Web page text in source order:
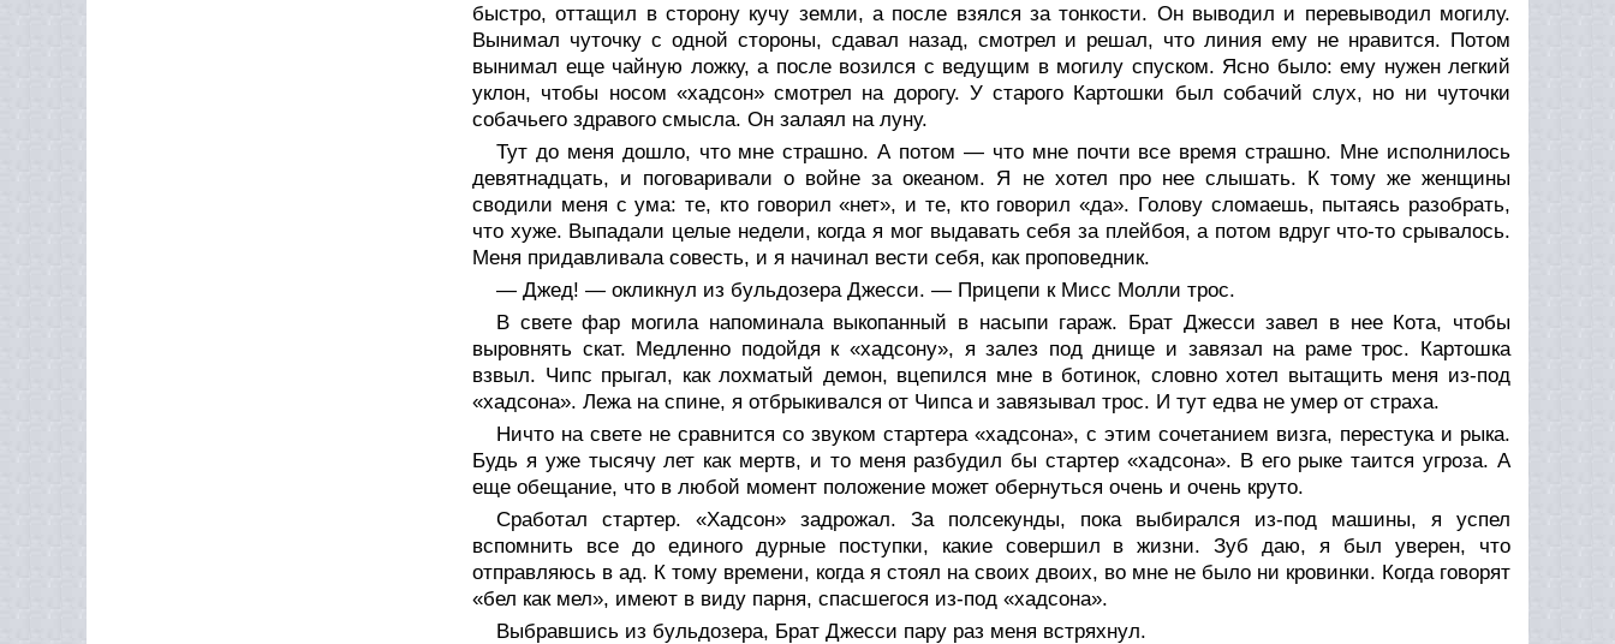
быстро, оттащил в сторону кучу земли, а после взялся за тонкости. Он выводил и перевыводил могилу.
Вынимал чуточку с одной стороны, сдавал назад, смотрел и решал, что линия ему не нравится. Потом
вынимал еще чайную ложку, а после возился с ведущим в могилу спуском. Ясно было: ему нужен легкий
уклон, чтобы носом «хадсон» смотрел на дорогу. У старого Картошки был собачий слух, но ни чуточки
собачьего здравого смысла. Он залаял на луну.
Тут до меня дошло, что мне страшно. А потом — что мне почти все время страшно. Мне исполнилось
девятнадцать, и поговаривали о войне за океаном. Я не хотел про нее слышать. К тому же женщины
сводили меня с ума: те, кто говорил «нет», и те, кто говорил «да». Голову сломаешь, пытаясь разобрать,
что хуже. Выпадали целые недели, когда я мог выдавать себя за плейбоя, а потом вдруг что-то срывалось.
Меня придавливала совесть, и я начинал вести себя, как проповедник.
— Джед! — окликнул из бульдозера Джесси. — Прицепи к Мисс Молли трос.
В свете фар могила напоминала выкопанный в насыпи гараж. Брат Джесси завел в нее Кота, чтобы
выровнять скат. Медленно подойдя к «хадсону», я залез под днище и завязал на раме трос. Картошка
взвыл. Чипс прыгал, как лохматый демон, вцепился мне в ботинок, словно хотел вытащить меня из-под
«хадсона». Лежа на спине, я отбрыкивался от Чипса и завязывал трос. И тут едва не умер от страха.
Ничто на свете не сравнится со звуком стартера «хадсона», с этим сочетанием визга, перестука и рыка.
Будь я уже тысячу лет как мертв, и то меня разбудил бы стартер «хадсона». В его рыке таится угроза. А
еще обещание, что в любой момент положение может обернуться очень и очень круто.
Сработал стартер. «Хадсон» задрожал. За полсекунды, пока выбирался из-под машины, я успел
вспомнить все до единого дурные поступки, какие совершил в жизни. Зуб даю, я был уверен, что
отправляюсь в ад. К тому времени, когда я стоял на своих двоих, во мне не было ни кровинки. Когда говорят
«бел как мел», имеют в виду парня, спасшегося из-под «хадсона».
Выбравшись из бульдозера, Брат Джесси пару раз меня встряхнул.